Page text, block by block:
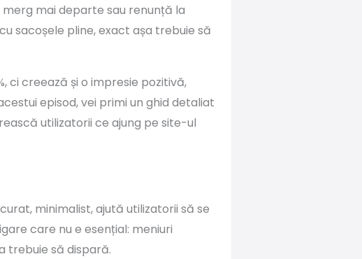
merg mai departe sau renunță la
sacoșele pline, exact așa trebuie să
ci creează și o impresie pozitivă,
episod, vei primi un ghid detaliat
utilizatorii ce ajung pe site-ul
minimalist, ajută utilizatorii să se
care nu e esențial: meniuri
trebuie să dispară.